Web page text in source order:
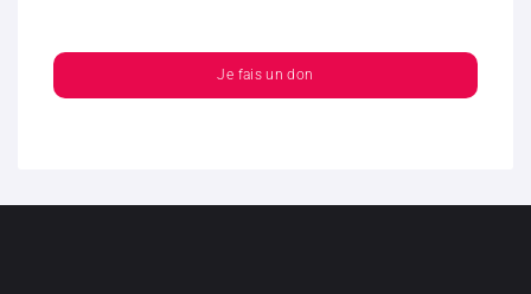
Je fais un don